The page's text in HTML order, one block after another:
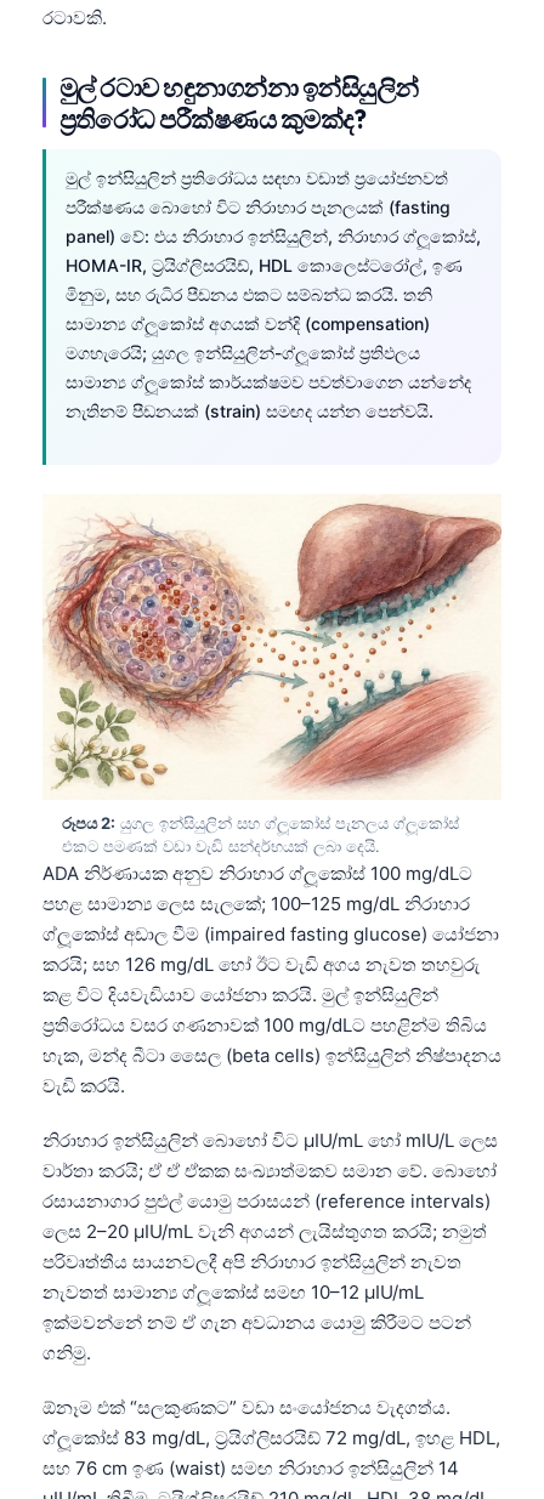
රටාවකි.
මුල් රටාව හඳුනාගන්නා ඉන්සියුලින්
ප්‍රතිරෝධ පරීක්ෂණය කුමක්ද?
මුල් ඉන්සියුලින් ප්‍රතිරෝධය සඳහා වඩාත් ප්‍රයෝජනවත්
පරීක්ෂණය බොහෝ විට නිරාහාර පැනලයක් (fasting
panel) වේ: එය නිරාහාර ඉන්සියුලින්, නිරාහාර ග්ලූකෝස්,
HOMA-IR, ට්‍රයිග්ලිසරයිඩ්, HDL කොලෙස්ටරෝල්, ඉණ
මිනුම, සහ රුධිර පීඩනය එකට සම්බන්ධ කරයි. තනි
සාමාන්‍ය ග්ලූකෝස් අගයක් වන්දි (compensation)
මගහැරෙයි; යුගල ඉන්සියුලින්-ග්ලූකෝස් ප්‍රතිඵලය
සාමාන්‍ය ග්ලූකෝස් කාර්යක්ෂමව පවත්වාගෙන යන්නේද
නැතිනම් පීඩනයක් (strain) සමඟද යන්න පෙන්වයි.
රූපය 2: යුගල ඉන්සියුලින් සහ ග්ලූකෝස් පැනලය ග්ලූකෝස්
එකට පමණක් වඩා වැඩි සන්දර්භයක් ලබා දෙයි.
ADA නිර්ණායක අනුව නිරාහාර ග්ලූකෝස් 100 mg/dLට
පහළ සාමාන්‍ය ලෙස සැලකේ; 100–125 mg/dL නිරාහාර
ග්ලූකෝස් අඩාල වීම (impaired fasting glucose) යෝජනා
කරයි; සහ 126 mg/dL හෝ ඊට වැඩි අගය නැවත තහවුරු
කළ විට දියවැඩියාව යෝජනා කරයි. මුල් ඉන්සියුලින්
ප්‍රතිරෝධය වසර ගණනාවක් 100 mg/dLට පහළින්ම තිබිය
හැක, මන්ද බීටා සෛල (beta cells) ඉන්සියුලින් නිෂ්පාදනය
වැඩි කරයි.
නිරාහාර ඉන්සියුලින් බොහෝ විට µIU/mL හෝ mIU/L ලෙස
වාර්තා කරයි; ඒ ඒ ඒකක සංඛ්‍යාත්මකව සමාන වේ. බොහෝ
රසායනාගාර පුළුල් යොමු පරාසයන් (reference intervals)
ලෙස 2–20 µIU/mL වැනි අගයන් ලැයිස්තුගත කරයි; නමුත්
පරිවෘත්තීය සායනවලදී අපි නිරාහාර ඉන්සියුලින් නැවත
නැවතත් සාමාන්‍ය ග්ලූකෝස් සමඟ 10–12 µIU/mL
ඉක්මවන්නේ නම් ඒ ගැන අවධානය යොමු කිරීමට පටන්
ගනිමු.
ඕනෑම එක් “සලකුණකට” වඩා සංයෝජනය වැදගත්ය.
ග්ලූකෝස් 83 mg/dL, ට්‍රයිග්ලිසරයිඩ් 72 mg/dL, ඉහළ HDL,
සහ 76 cm ඉණ (waist) සමඟ නිරාහාර ඉන්සියුලින් 14